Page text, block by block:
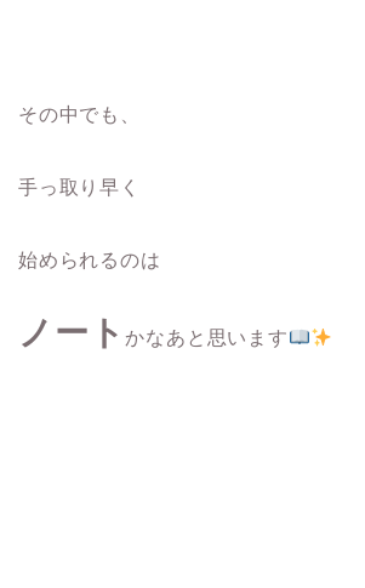
その中でも、
手っ取り早く
始められるのは
ノートかなあと思います